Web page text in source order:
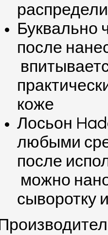
Буквально
после
коже
Лосьон
любыми
после
можно
сыворотку